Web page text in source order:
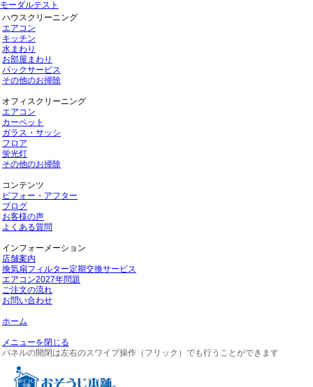
モーダルテスト
ハウスクリーニング
エアコン
キッチン
水まわり
お部屋まわり
パックサービス
その他のお掃除
オフィスクリーニング
エアコン
カーペット
ガラス・サッシ
フロア
蛍光灯
その他のお掃除
コンテンツ
ビフォー・アフター
ブログ
お客様の声
よくある質問
インフォーメーション
店舗案内
換気扇フィルター定期交換サービス
エアコン2027年問題
ご注文の流れ
お問い合わせ
ホーム
メニューを閉じる
パネルの開閉は左右のスワイプ操作（フリック）でも行うことができます